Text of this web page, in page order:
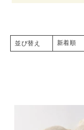
並び替え 新着順